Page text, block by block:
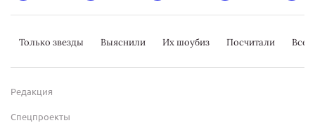
Только звезды Выяснили Их шоубиз Посчитали
Редакция
Спецпроекты